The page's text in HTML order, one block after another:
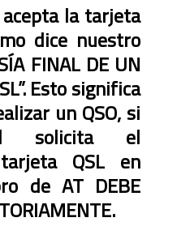
acepta la tarjeta
dice nuestro
FINAL DE UN
Esto significa
un QSO, si
solicita el
QSL en
de AT DEBE